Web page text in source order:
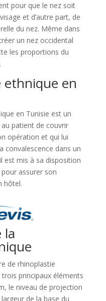
pour que le nez soit
et d’autre part, de
du nez. Même dans
un nez occidental
les proportions du
ethnique en
en Tunisie est un
patient de couvrir
opération et qui lui
convalescence dans un
est mis à sa disposition
assurer son
hôtel.
la
de rhinoplastie
principaux éléments
le niveau de projection
de la base du